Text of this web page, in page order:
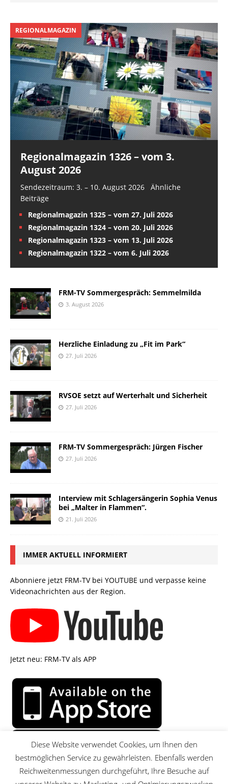
REGIONALMAGAZIN
Regionalmagazin 1326 – vom 3.
August 2026
Sendezeitraum: 3. – 10. August 2026 Ähnliche
Beiträge
Regionalmagazin 1325 – vom 27. Juli 2026
Regionalmagazin 1324 – vom 20. Juli 2026
Regionalmagazin 1323 – vom 13. Juli 2026
Regionalmagazin 1322 – vom 6. Juli 2026
FRM-TV Sommergespräch: Semmelmilda
3. August 2026
Herzliche Einladung zu „Fit im Park“
27. Juli 2026
RVSOE setzt auf Werterhalt und Sicherheit
27. Juli 2026
FRM-TV Sommergespräch: Jürgen Fischer
27. Juli 2026
Interview mit Schlagersängerin Sophia Venus
bei „Malter in Flammen“.
21. Juli 2026
IMMER AKTUELL INFORMIERT
Abonniere jetzt FRM-TV bei YOUTUBE und verpasse keine
Videonachrichten aus der Region.
Jetzt neu: FRM-TV als APP
Diese Website verwendet Cookies, um Ihnen den
bestmöglichen Service zu gewährleisten. Ebenfalls werden
Reichweitenmessungen durchgeführt, Ihre Besuche auf